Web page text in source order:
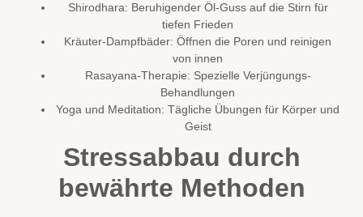
Shirodhara: Beruhigender Öl-Guss auf die Stirn für
tiefen Frieden
Kräuter-Dampfbäder: Öffnen die Poren und reinigen
von innen
Rasayana-Therapie: Spezielle Verjüngungs-
Behandlungen
Yoga und Meditation: Tägliche Übungen für Körper und
Geist
Stressabbau durch
bewährte Methoden